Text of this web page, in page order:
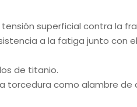
superficial contra la
a la fatiga junto con
de titanio.
torcedura como alambre de